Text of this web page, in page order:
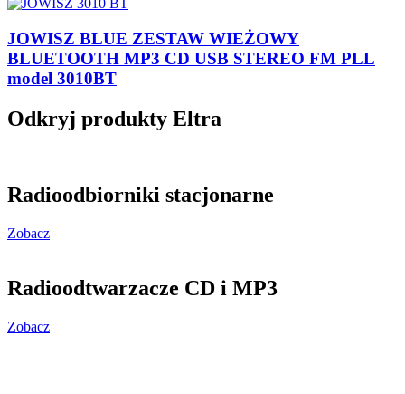
JOWISZ BLUE ZESTAW WIEŻOWY
BLUETOOTH MP3 CD USB STEREO FM PLL
model 3010BT
Odkryj produkty Eltra
Radioodbiorniki stacjonarne
Zobacz
Radioodtwarzacze CD i MP3
Zobacz